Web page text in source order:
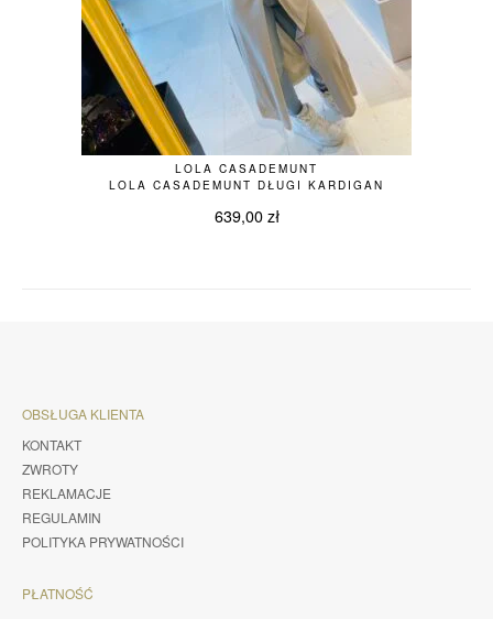
LOLA CASADEMUNT
LOLA CASADEMUNT DŁUGI KARDIGAN
639,00 zł
OBSŁUGA KLIENTA
KONTAKT
ZWROTY
REKLAMACJE
REGULAMIN
POLITYKA PRYWATNOŚCI
PŁATNOŚĆ